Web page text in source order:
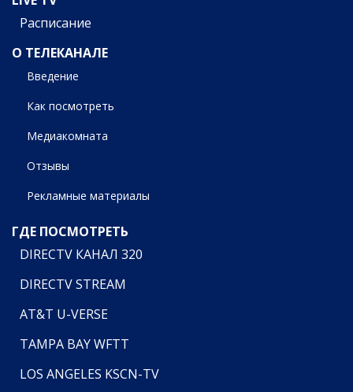
Расписание
О ТЕЛЕКАНАЛЕ
Введение
Как посмотреть
Медиакомната
Отзывы
Рекламные материалы
ГДЕ ПОСМОТРЕТЬ
DIRECTV КАНАЛ 320
DIRECTV STREAM
AT&T U-VERSE
TAMPA BAY WFTT
LOS ANGELES KSCN-TV